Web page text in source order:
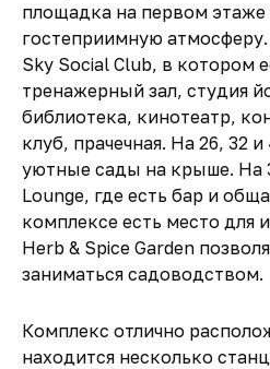
площадка на первом этаже
гостеприимную
Sky Social Club, в котором
тренажерный зал, студия
библиотека, кинотеатр,
клуб, прачечная. На 26, 32
уютные сады на крыше. На
Lounge, где есть бар и
комплексе есть место для
Herb & Spice Garden
заниматься садоводством.
Комплекс отлично
находится несколько